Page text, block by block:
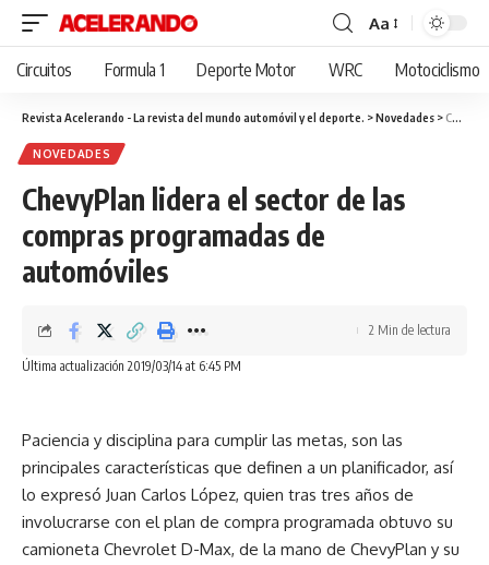
Cambiar
tamaño
fuente
Aa
Circuitos Formula 1 Deporte Motor WRC Motociclismo
Revista Acelerando - La revista del mundo automóvil y el deporte. >Novedades >ChevyPlan lidera el sector de las compras programadas de automóviles
NOVEDADES
ChevyPlan lidera el sector de las
compras programadas de
automóviles
Última actualización 2019/03/14 at 6:45 PM
2 Min de lectura
Paciencia y disciplina para cumplir las metas, son las
principales características que definen a un planificador, así
lo expresó Juan Carlos López, quien tras tres años de
involucrarse con el plan de compra programada obtuvo su
camioneta Chevrolet D-Max, de la mano de ChevyPlan y su